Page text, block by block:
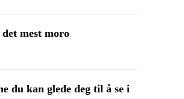
mest moro
du kan glede deg til å se i